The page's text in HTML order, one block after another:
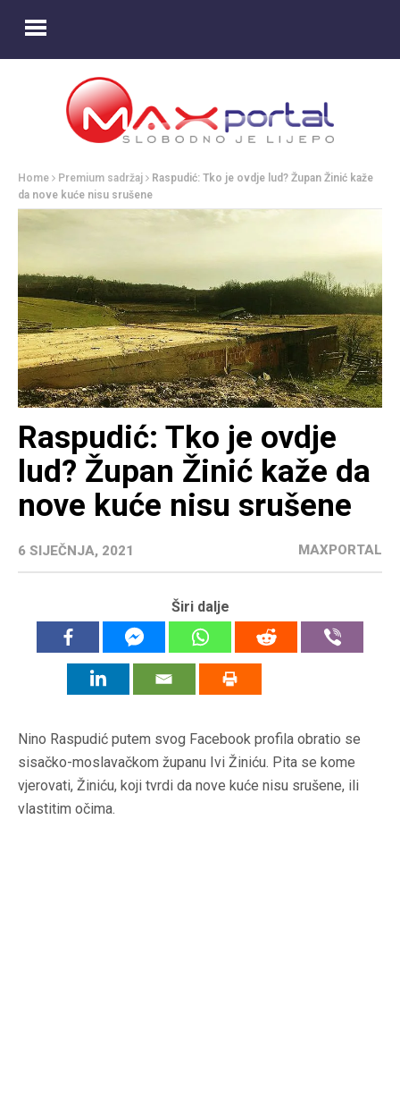
Home Premium sadržaj
Raspudić: Tko je ovdje lud? Župan Žinić kaže
da nove kuće nisu srušene
Raspudić: Tko je ovdje
lud? Župan Žinić kaže da
nove kuće nisu srušene
6 SIJEČNJA, 2021 MAXPORTAL
Širi dalje
Nino Raspudić putem svog Facebook profila obratio se
sisačko-moslavačkom županu Ivi Žiniću. Pita se kome
vjerovati, Žiniću, koji tvrdi da nove kuće nisu srušene, ili
vlastitim očima.